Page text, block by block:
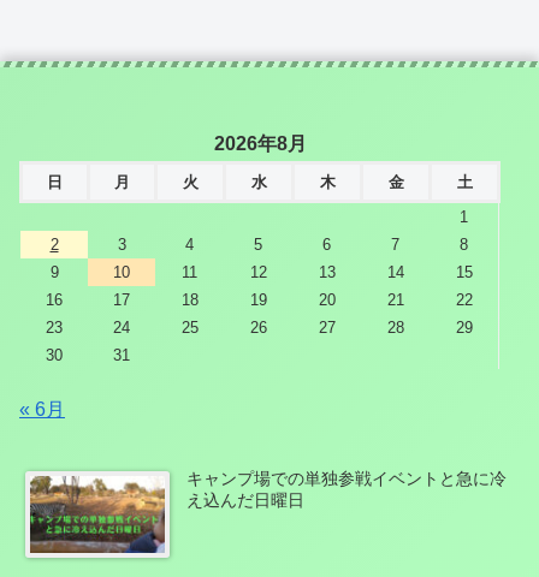
2026年8月
日 月 火 水 木 金
土
1
2
3 4 5 6 7
8
9
10 11 12 13 14
15
16
17 18 19 20 21
22
23
24 25 26 27 28
29
30
31
« 6月
キャンプ場での単独参戦イベントと急に冷
え込んだ日曜日